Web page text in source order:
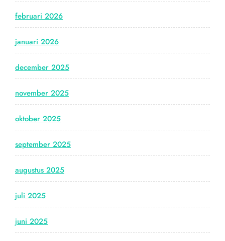
februari 2026
januari 2026
december 2025
november 2025
oktober 2025
september 2025
augustus 2025
juli 2025
juni 2025